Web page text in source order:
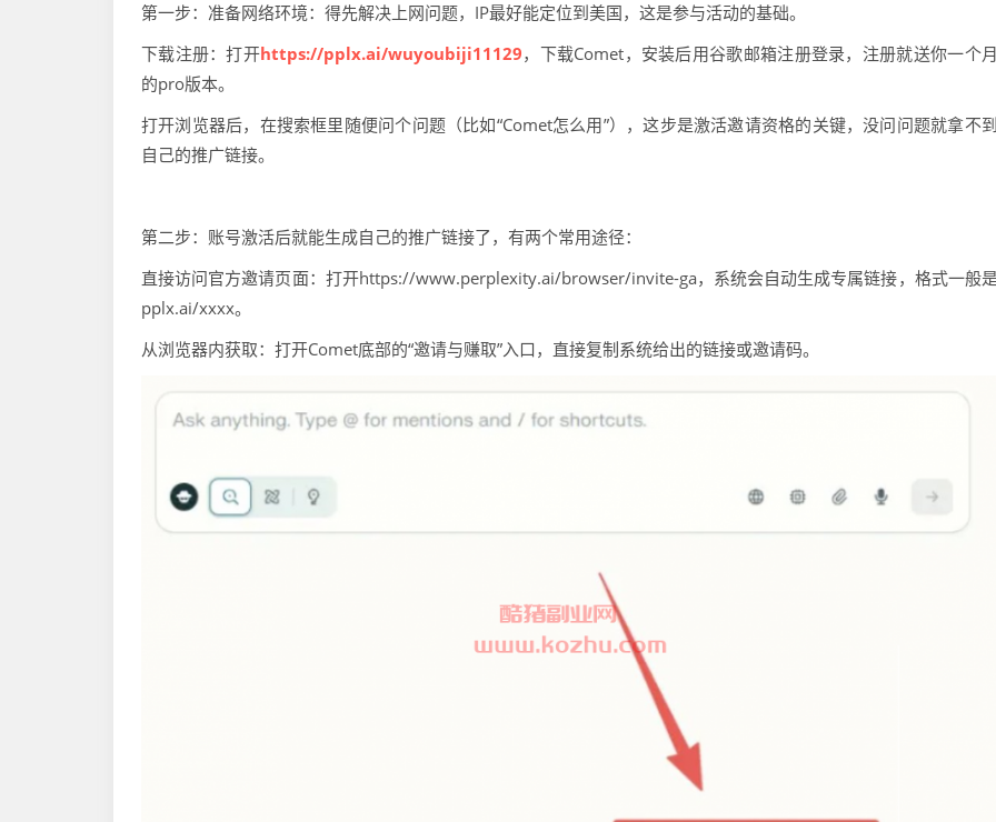
第一步：准备网络环境：得先解决上网问题，IP最好能定位到美国，这是参与活动的基础。
下载注册：打开https://pplx.ai/wuyoubiji11129，下载Comet，安装后用谷歌邮箱注册登录，注册就送你一个
的pro版本。
打开浏览器后，在搜索框里随便问个问题（比如“Comet怎么用”），这步是激活邀请资格的关键，没问问题就拿不
自己的推广链接。
第二步：账号激活后就能生成自己的推广链接了，有两个常用途径：
直接访问官方邀请页面：打开https://www.perplexity.ai/browser/invite-ga，系统会自动生成专属链接，格式一般
pplx.ai/xxxx。
从浏览器内获取：打开Comet底部的“邀请与赚取”入口，直接复制系统给出的链接或邀请码。